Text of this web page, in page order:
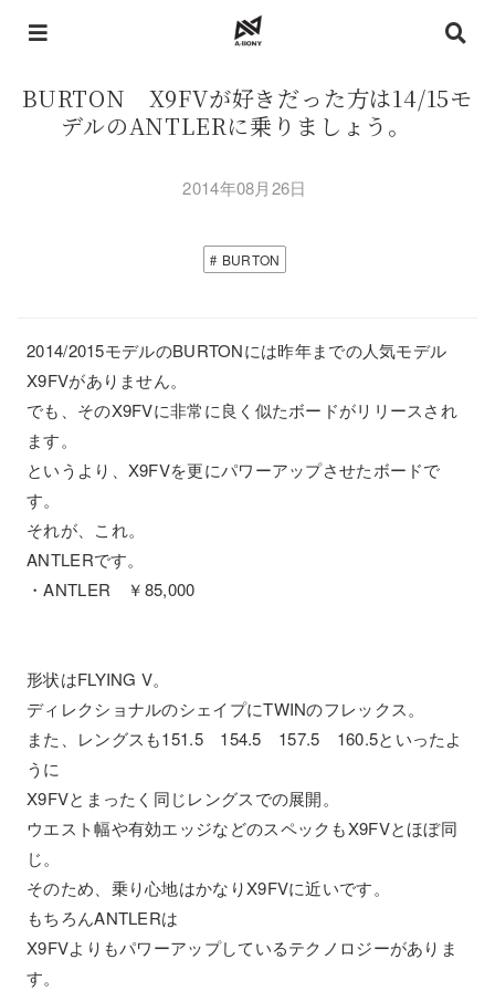
BURTON X9FVが好きだった方は14/15モ
デルのANTLERに乗りましょう。
2014年08月26日
BURTON
2014/2015モデルのBURTONには昨年までの人気モデル
X9FVがありません。
でも、そのX9FVに非常に良く似たボードがリリースされ
ます。
というより、X9FVを更にパワーアップさせたボードで
す。
それが、これ。
ANTLERです。
・ANTLER ￥85,000
形状はFLYING V。
ディレクショナルのシェイプにTWINのフレックス。
また、レングスも151.5 154.5 157.5 160.5といったよ
うに
X9FVとまったく同じレングスでの展開。
ウエスト幅や有効エッジなどのスペックもX9FVとほぼ同
じ。
そのため、乗り心地はかなりX9FVに近いです。
もちろんANTLERは
X9FVよりもパワーアップしているテクノロジーがありま
す。